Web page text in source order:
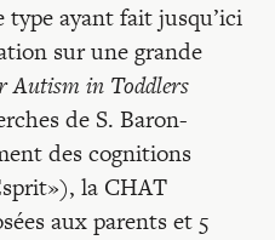
ayant fait jusqu’ici
sur une grande
Autism in Toddlers
de S. Baron-
des cognitions
la CHAT
aux parents et 5